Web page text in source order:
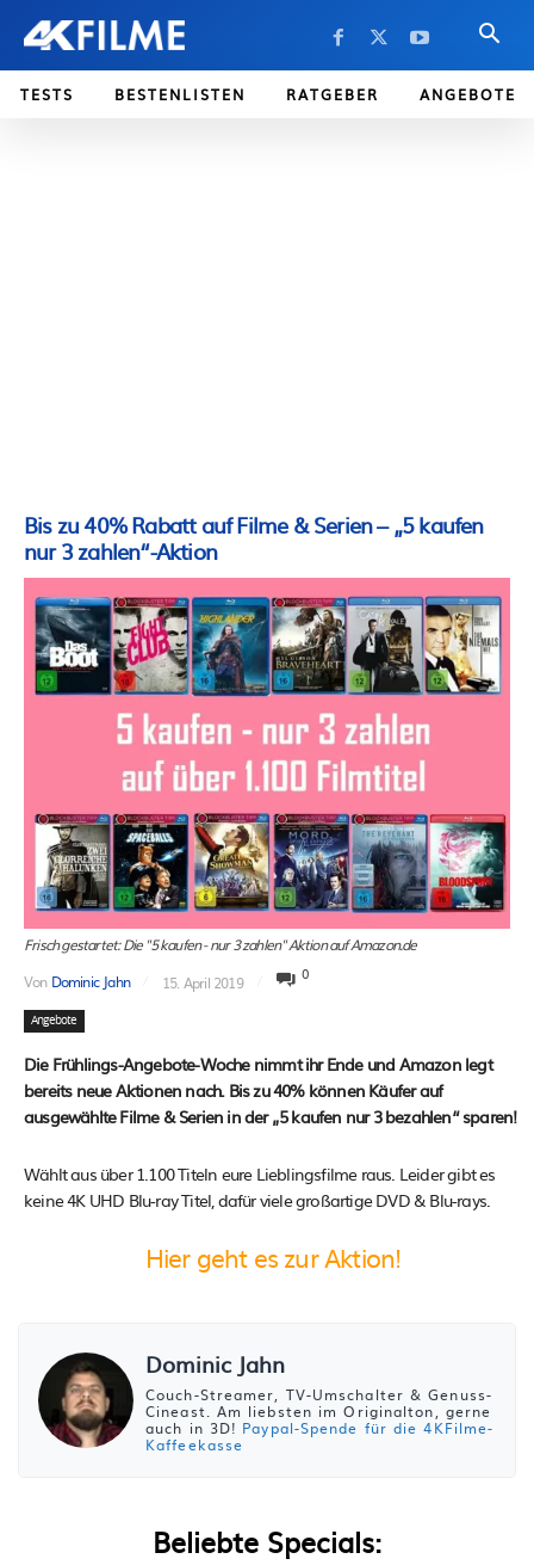
TESTS BESTENLISTEN RATGEBER ANGEBOTE
Bis zu 40% Rabatt auf Filme & Serien – „5 kaufen
nur 3 zahlen“-Aktion
Frisch gestartet: Die "5 kaufen - nur 3 zahlen" Aktion auf Amazon.de
Von Dominic Jahn 15. April 2019 0
Angebote
Die Frühlings-Angebote-Woche nimmt ihr Ende und Amazon legt
bereits neue Aktionen nach. Bis zu 40% können Käufer auf
ausgewählte Filme & Serien in der „5 kaufen nur 3 bezahlen“ sparen!
Wählt aus über 1.100 Titeln eure Lieblingsfilme raus. Leider gibt es
keine 4K UHD Blu-ray Titel, dafür viele großartige DVD & Blu-rays.
Hier geht es zur Aktion!
Dominic Jahn
Couch-Streamer, TV-Umschalter & Genuss-
Cineast. Am liebsten im Originalton, gerne
auch in 3D! Paypal-Spende für die 4KFilme-
Kaffeekasse
Beliebte Specials: